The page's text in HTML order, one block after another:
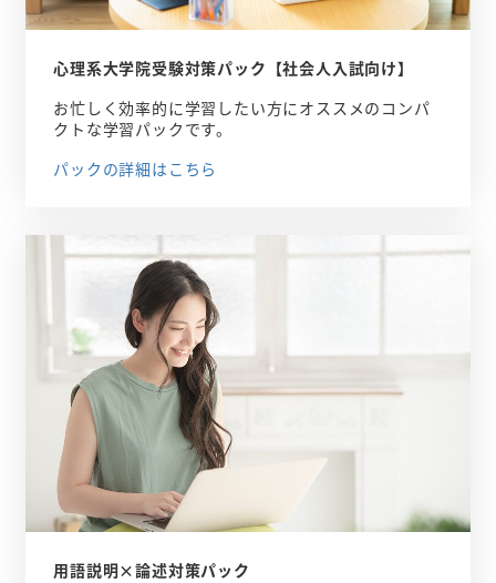
心理系大学院受験対策パック【社会人入試向け】
お忙しく効率的に学習したい方にオススメのコンパ
クトな学習パックです。
パックの詳細はこちら
用語説明×論述対策パック